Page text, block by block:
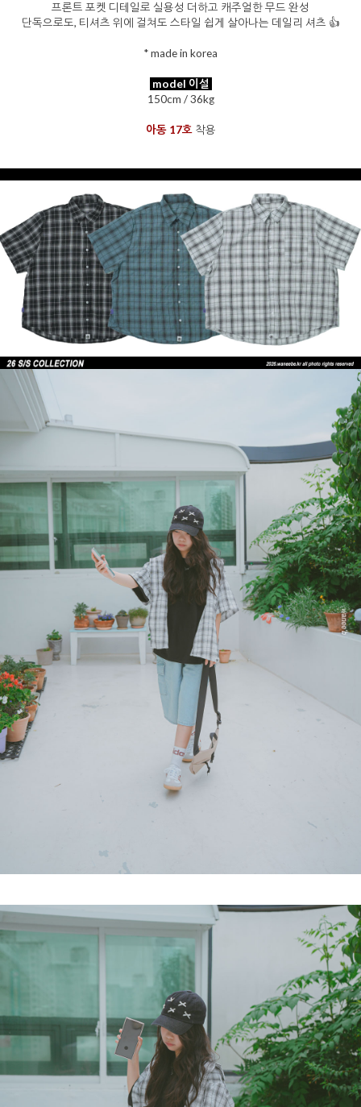
통해
프론트 포켓 디테일로 실용성 더하고 캐주얼한 무드 완성
단독으로도, 티셔츠 위에 걸쳐도 스타일 쉽게 살아나는 데일리 셔츠 👍
* made in korea
model 이설
150cm / 36kg
아동 17호착용